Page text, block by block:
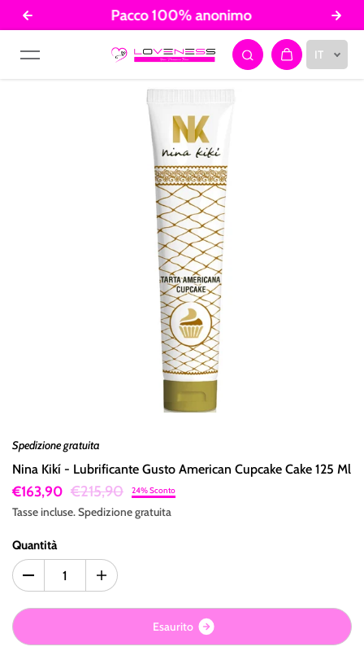
Salta al contenuto Pacco 100% anonimo
IT
Spedizione gratuita
Nina Kikí - Lubrificante Gusto American Cupcake Cake 125 Ml
€163,90 €215,90 24% Sconto
Tasse incluse.Spedizionegratuita
Quantità
Esaurito